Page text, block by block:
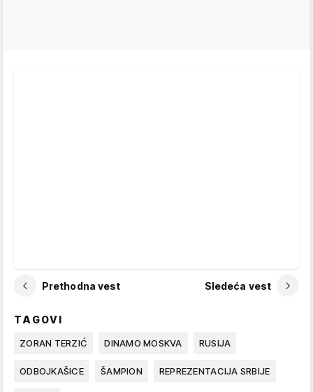
Prethodna vest Sledeća vest
TAGOVI
ZORAN TERZIĆ DINAMO MOSKVA RUSIJA
ODBOJKAŠICE ŠAMPION REPREZENTACIJA SRBIJE